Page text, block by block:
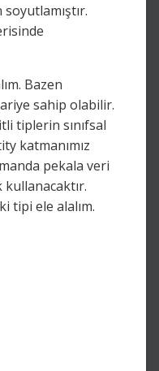
soyutlamıştır.
Bazen
sahip olabilir.
tiplerin sınıfsal
katmanımız
pekala veri
tipi ele alalım.